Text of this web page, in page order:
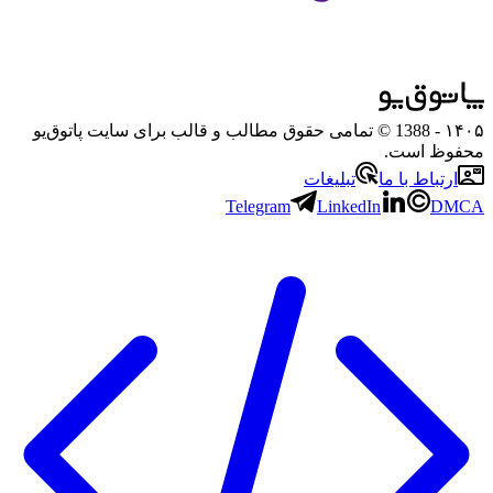
۱۴۰۵
- 1388 © تمامی حقوق مطالب و قالب برای سایت پاتوق‌یو
محفوظ است.
ارتباط با ما
تبلیغات
Telegram
LinkedIn DMCA